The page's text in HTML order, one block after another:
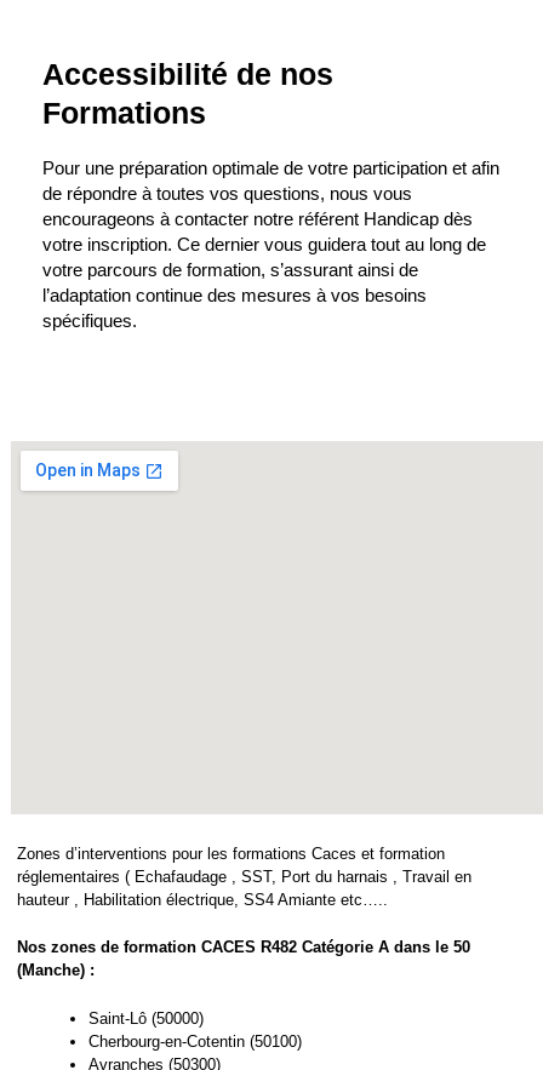
Accessibilité de nos
Formations
Pour une préparation optimale de votre participation et afin
de répondre à toutes vos questions, nous vous
encourageons à contacter notre référent Handicap dès
votre inscription. Ce dernier vous guidera tout au long de
votre parcours de formation, s’assurant ainsi de
l’adaptation continue des mesures à vos besoins
spécifiques.
Zones d’interventions pour les formations Caces et formation
réglementaires ( Echafaudage , SST, Port du harnais , Travail en
hauteur , Habilitation électrique, SS4 Amiante etc…..
Nos zones de formation CACES R482 Catégorie A dans le 50
(Manche) :
Saint-Lô (50000)
Cherbourg-en-Cotentin (50100)
Avranches (50300)